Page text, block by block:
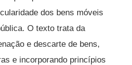
dos bens móveis
O texto trata da
e descarte de bens,
e incorporando princípios